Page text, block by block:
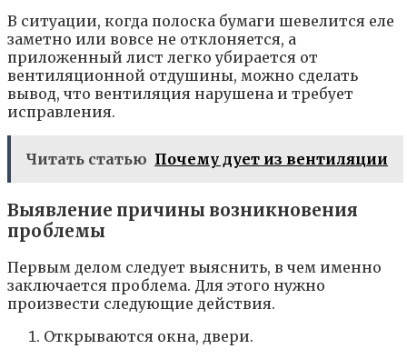
В ситуации, когда полоска бумаги шевелится еле
заметно или вовсе не отклоняется, а
приложенный лист легко убирается от
вентиляционной отдушины, можно сделать
вывод, что вентиляция нарушена и требует
исправления.
Читать статью Почему дует из вентиляции
Выявление причины возникновения
проблемы
Первым делом следует выяснить, в чем именно
заключается проблема. Для этого нужно
произвести следующие действия.
Открываются окна, двери.